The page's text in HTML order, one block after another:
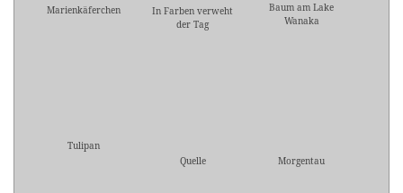
Marienkäferchen
In Farben verweht
der Tag
Baum am Lake
Wanaka
Tulipan
Quelle
Morgentau